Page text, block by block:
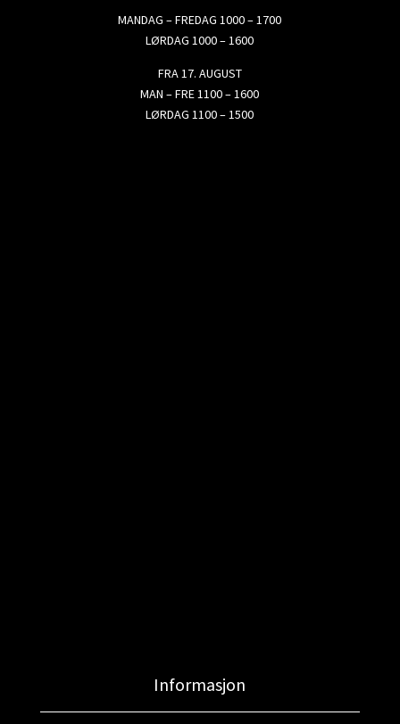
MANDAG – FREDAG 1000 – 1700
LØRDAG 1000 – 1600
FRA 17. AUGUST
MAN – FRE 1100 – 1600
LØRDAG 1100 – 1500
Informasjon